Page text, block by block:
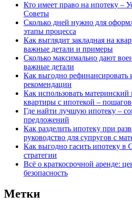
Кто имеет право на ипотеку –
Советы
Сколько дней нужно для
этапы процесса
Как выглядит закладная на
важные детали и примеры
Сколько максимально дают
важные детали
Как выгодно рефинансировать
рекомендации
Как использовать
квартиры с ипотекой –
Где найти лучшую ипотеку –
предложений
Как разделить ипотеку при
руководство для супругов с
Как выгодно гасить ипотеку в
стратегии
Всё о краткосрочной аренде:
безопасность
Метки